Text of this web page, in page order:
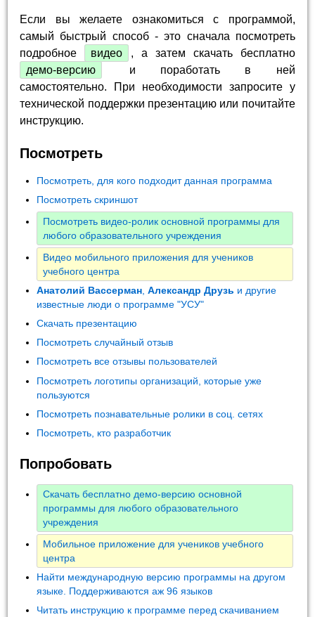
Если вы желаете ознакомиться с программой,
самый быстрый способ - это сначала посмотреть
подробное
видео
, а затем скачать бесплатно
демо-версию
и поработать в ней
самостоятельно. При необходимости запросите у
технической поддержки презентацию или почитайте
инструкцию.
Посмотреть
Посмотреть, для кого подходит данная программа
Посмотреть скриншот
Посмотреть видео-ролик основной программы для
любого образовательного учреждения
Видео мобильного приложения для учеников
учебного центра
Анатолий Вассерман ,Александр Друзь и другие
известные люди о программе "УСУ"
Скачать презентацию
Посмотреть случайный отзыв
Посмотреть все отзывы пользователей
Посмотреть логотипы организаций, которые уже
пользуются
Посмотреть познавательные ролики в соц. сетях
Посмотреть, кто разработчик
Попробовать
Скачать бесплатно демо-версию основной
программы для любого образовательного
учреждения
Мобильное приложение для учеников учебного
центра
Найти международную версию программы на другом
языке. Поддерживаются аж 96 языков
Читать инструкцию к программе перед скачиванием